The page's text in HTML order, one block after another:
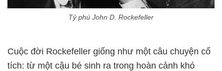
Tỷ phú John D. Rockefeller
Cuộc đời Rockefeller giống như một câu chuyện cổ
tích: từ một cậu bé sinh ra trong hoàn cảnh khó